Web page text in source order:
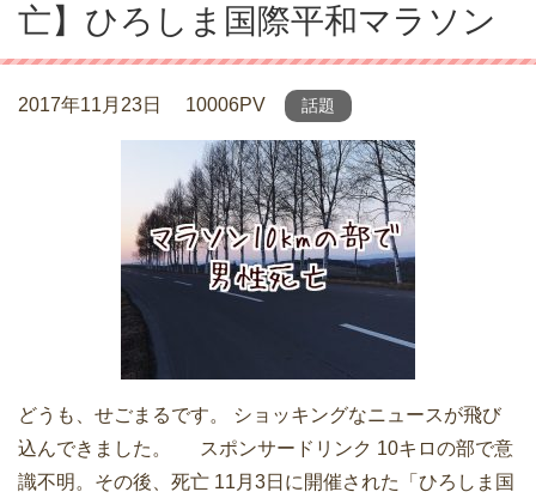
亡】ひろしま国際平和マラソン
2017年11月23日 10006PV 話題
どうも、せごまるです。 ショッキングなニュースが飛び
込んできました。 スポンサードリンク 10キロの部で意
識不明。その後、死亡 11月3日に開催された「ひろしま国